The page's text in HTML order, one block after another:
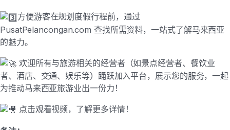
方便游客在规划度假行程前，通过
PusatPelancongan.com 查找所需资料，一站式了解马来西亚
的魅力。
欢迎所有与旅游相关的经营者（如景点经营者、餐饮业
者、酒店、交通、娱乐等）踊跃加入平台，展示您的服务，一起
为推动马来西亚旅游业出一份力！
点击观看视频，了解更多详情！